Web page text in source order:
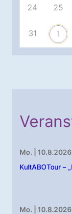
24 25
31 1
Mo. | 10.8.2026
KultABOTour –
Mo. | 10.8.2026